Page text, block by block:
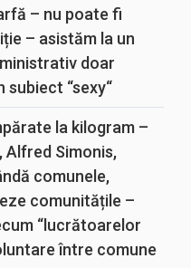
– nu poate fi
– asistăm la un
doar
“sexy“
la kilogram –
Alfred Simonis,
comunele,
comunitățile –
“lucrătoarelor
între comune